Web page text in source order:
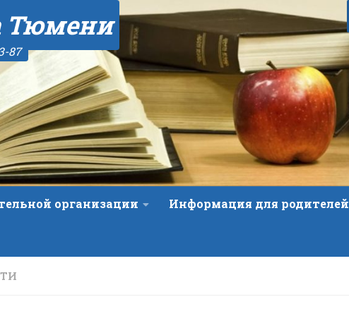
Тюмени
87
организации Информация для родителей